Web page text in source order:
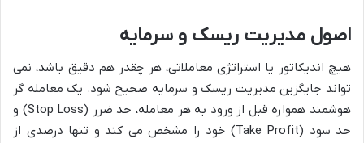
اصول مدیریت ریسک و سرمایه
هیچ اندیکاتور یا استراتژی معاملاتی، هر چقدر هم دقیق باشد، نمی
تواند جایگزین مدیریت ریسک و سرمایه صحیح شود. یک معامله گر
هوشمند همواره قبل از ورود به هر معامله، حد ضرر (Stop Loss) و
حد سود (Take Profit) خود را مشخص می کند و تنها درصدی از